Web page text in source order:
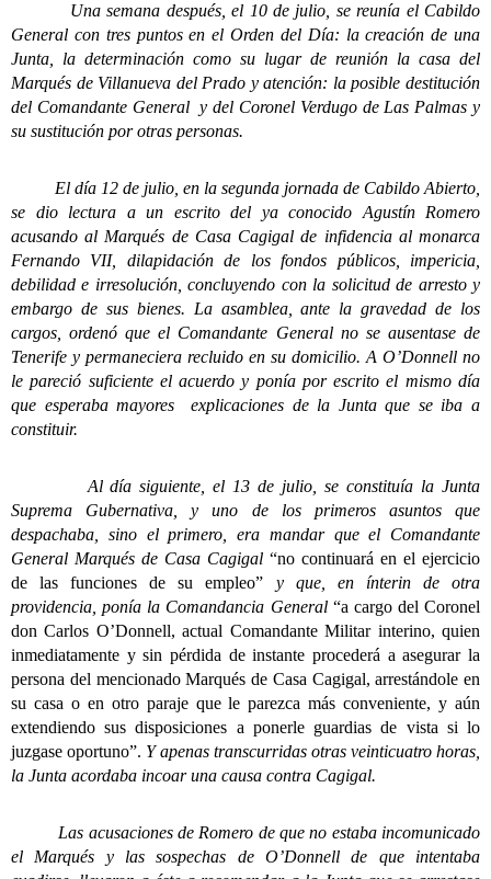
Una semana después, el 10 de julio, se reunía el Cabildo
General con tres puntos en el Orden del Día: la creación de una
Junta, la determinación como su lugar de reunión la casa del
Marqués de Villanueva del Prado y atención: la posible destitución
del Comandante General y del Coronel Verdugo de Las Palmas y
su sustitución por otras personas.
El día 12 de julio, en la segunda jornada de Cabildo Abierto,
se dio lectura a un escrito del ya conocido Agustín Romero
acusando al Marqués de Casa Cagigal de infidencia al monarca
Fernando VII, dilapidación de los fondos públicos, impericia,
debilidad e irresolución, concluyendo con la solicitud de arresto y
embargo de sus bienes. La asamblea, ante la gravedad de los
cargos, ordenó que el Comandante General no se ausentase de
Tenerife y permaneciera recluido en su domicilio. A O’Donnell no
le pareció suficiente el acuerdo y ponía por escrito el mismo día
que esperaba mayores explicaciones de la Junta que se iba a
constituir.
Al día siguiente, el 13 de julio, se constituía la Junta
Suprema Gubernativa, y uno de los primeros asuntos que
despachaba, sino el primero, era mandar que el Comandante
General Marqués de Casa Cagigal “no continuará en el ejercicio
de las funciones de su empleo” y que, en ínterin de otra
providencia, ponía la Comandancia General “a cargo del Coronel
don Carlos O’Donnell, actual Comandante Militar interino, quien
inmediatamente y sin pérdida de instante procederá a asegurar la
persona del mencionado Marqués de Casa Cagigal, arrestándole en
su casa o en otro paraje que le parezca más conveniente, y aún
extendiendo sus disposiciones a ponerle guardias de vista si lo
juzgase oportuno”. Y apenas transcurridas otras veinticuatro horas,
la Junta acordaba incoar una causa contra Cagigal.
Las acusaciones de Romero de que no estaba incomunicado
el Marqués y las sospechas de O’Donnell de que intentaba